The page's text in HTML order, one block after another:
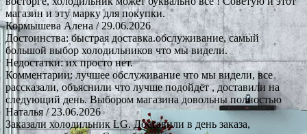
магазин и эту марку для покупки.
Кормышева Алена / 29.06.2026
Достоинства: быстрая доставка.обслуживание, самый
большой выбор холодильников что мы видели.
Недостатки: их просто нет.
Комментарии: лучшее обслуживание что мы видели, все
рассказали, объяснили что лучше подойдёт , доставили на
следующий день. Выбором магазина довольны полностью
Наталья/ 23.06.2026
Заказали холодильник LG. Доставили в день заказа,